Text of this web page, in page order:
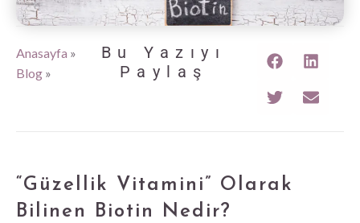
Anasayfa »
Blog »
Bu Yazıyı
Paylaş
“Güzellik Vitamini” Olarak
Bilinen Biotin Nedir?